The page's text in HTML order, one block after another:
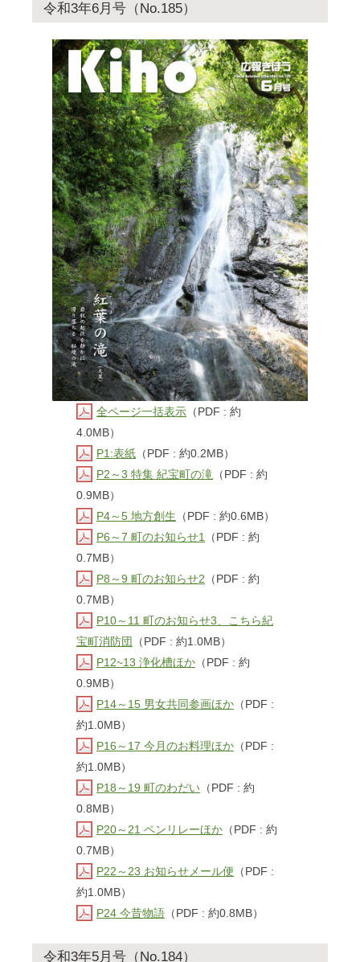
令和3年6月号（No.185）
全ページ一括表示 （PDF : 約
4.0MB）
P1:表紙 （PDF : 約0.2MB）
P2～3 特集 紀宝町の滝 （PDF : 約
0.9MB）
P4～5 地方創生 （PDF : 約0.6MB）
P6～7 町のお知らせ1
（PDF : 約
0.7MB）
P8～9 町のお知らせ2 （PDF : 約
0.7MB）
P10～11 町のお知らせ3、こちら紀
宝町消防団
（PDF : 約1.0MB）
P12~13 浄化槽ほか （PDF : 約
0.9MB）
P14～15 男女共同参画ほか （PDF :
約1.0MB）
P16～17 今月のお料理ほか （PDF :
約1.0MB）
P18～19 町のわだい （PDF : 約
0.8MB）
P20～21 ペンリレーほか （PDF : 約
0.7MB）
P22～23 お知らせメール便 （PDF :
約1.0MB）
P24 今昔物語 （PDF : 約0.8MB）
令和3年5月号（No.184）